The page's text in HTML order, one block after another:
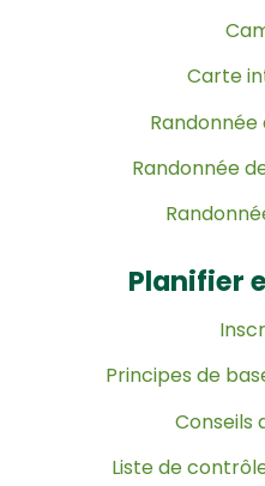
Carte
Randonnée
Randonnée
Planifier
Principes de
Conseils
Liste de